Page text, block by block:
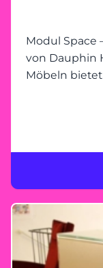
Modul Space
von Dauphin Home. Neben
Möbeln
– egal ob bei